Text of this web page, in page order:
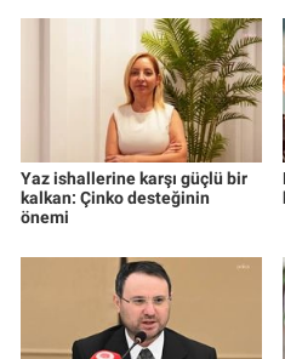
Yaz ishallerine karşı güçlü bir
kalkan: Çinko desteğinin
önemi